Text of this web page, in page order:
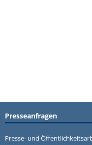
Presseanfragen
Presse- und